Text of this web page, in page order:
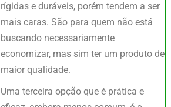
rígidas e duráveis, porém tendem a ser
mais caras. São para quem não está
buscando necessariamente
economizar, mas sim ter um produto de
maior qualidade.
Uma terceira opção que é prática e